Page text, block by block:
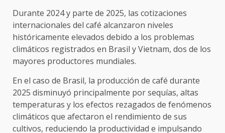
Durante 2024 y parte de 2025, las cotizaciones
internacionales del café alcanzaron niveles
históricamente elevados debido a los problemas
climáticos registrados en Brasil y Vietnam, dos de los
mayores productores mundiales.
En el caso de Brasil, la producción de café durante
2025 disminuyó principalmente por sequías, altas
temperaturas y los efectos rezagados de fenómenos
climáticos que afectaron el rendimiento de sus
cultivos, reduciendo la productividad e impulsando